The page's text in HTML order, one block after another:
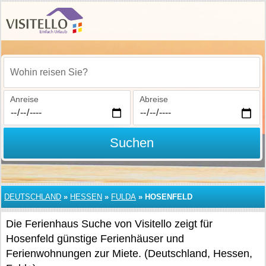
Wohin reisen Sie?
Anreise Abreise
Suchen
DEUTSCHLAND » HESSEN » FULDA » HOSENFELD
Die Ferienhaus Suche von Visitello zeigt für
Hosenfeld günstige Ferienhäuser und
Ferienwohnungen zur Miete. (Deutschland, Hessen,